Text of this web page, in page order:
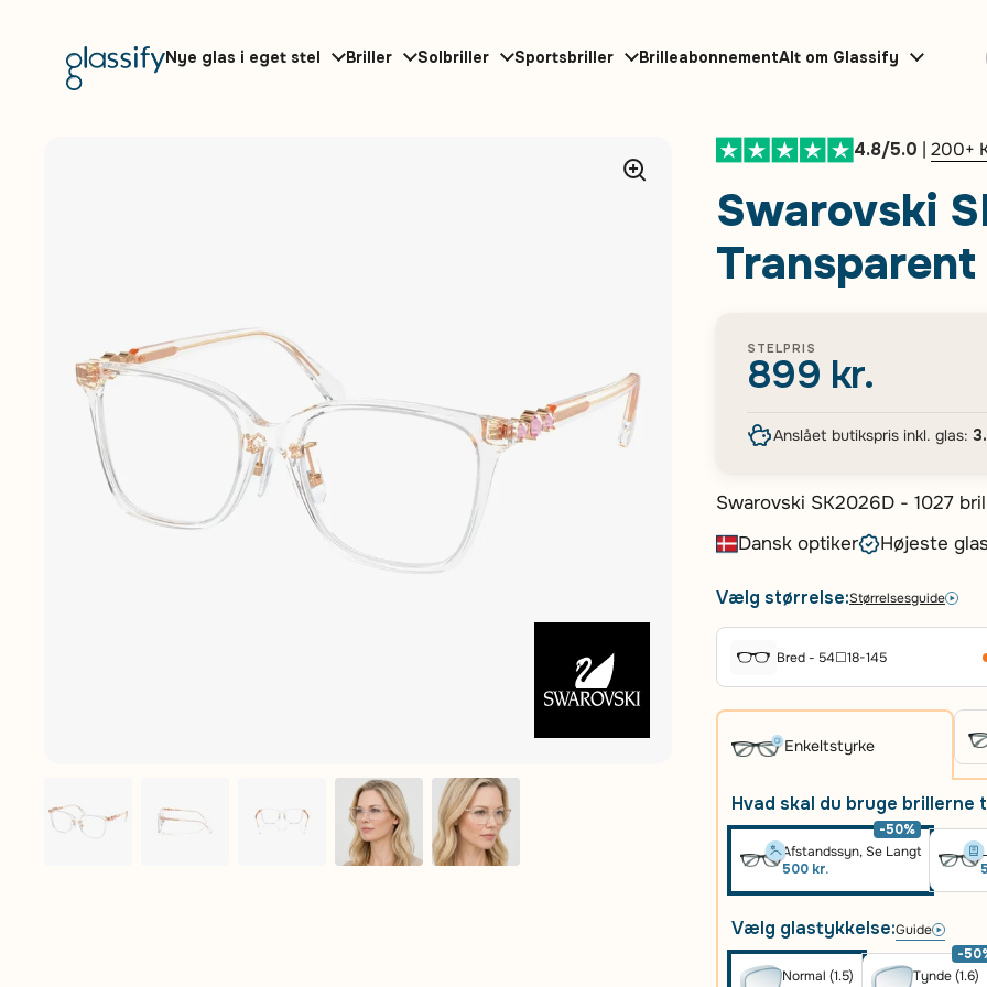
Nye glas i eget stel Briller Solbriller Sportsbriller BrilleabonnementAlt om Glassify
4.8/5.0 | 200+
Swarovski
Transparent
STELPRIS
899 kr.
Anslået butikspris inkl. glas:
Swarovski SK2026D - 1027
elegance, designet til den
stel i transparent acetat
sten på stængerne tilføjer et
Swarovski. Med sin
et perfekt valg for dem, der
Dansk optiker Højeste
Vælg størrelse:Størrelsesguide
Bred - 54☐18-145
Enkeltstyrke
Hvad skal du bruge brillerne
Afstandssyn, Se Langt
500 kr.
-50%
Vælg glastykkelse:Guide
Normal (1.5)
Tynde (1.6)
-